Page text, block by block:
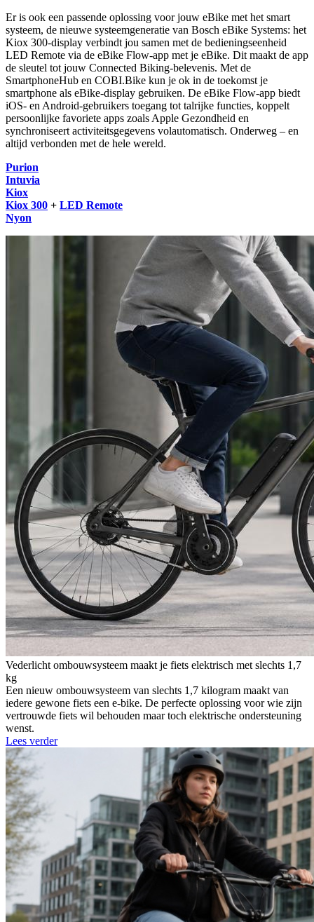
Er is ook een passende oplossing voor jouw eBike met het smart
systeem, de nieuwe systeemgeneratie van Bosch eBike Systems: het
Kiox 300-display verbindt jou samen met de bedieningseenheid
LED Remote via de eBike Flow-app met je eBike. Dit maakt de app
de sleutel tot jouw Connected Biking-belevenis. Met de
SmartphoneHub en COBI.Bike kun je ok in de toekomst je
smartphone als eBike-display gebruiken. De eBike Flow-app biedt
iOS- en Android-gebruikers toegang tot talrijke functies, koppelt
persoonlijke favoriete apps zoals Apple Gezondheid en
synchroniseert activiteitsgegevens volauto­matisch. Onderweg – en
altijd verbonden met de hele wereld.
Purion
Intuvia
Kiox
Kiox 300 + LED Remote
Nyon
Vederlicht ombouwsysteem maakt je fiets elektrisch met slechts 1,7
kg
Een nieuw ombouwsysteem van slechts 1,7 kilogram maakt van
iedere gewone fiets een e-bike. De perfecte oplossing voor wie zijn
vertrouwde fiets wil behouden maar toch elektrische ondersteuning
wenst.
Lees verder